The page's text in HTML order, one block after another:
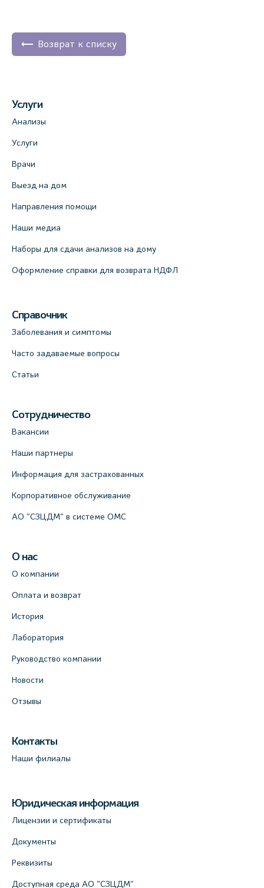
Возврат к списку
Услуги
Анализы
Услуги
Врачи
Выезд на дом
Направления помощи
Наши медиа
Наборы для сдачи анализов на дому
Оформление справки для возврата НДФЛ
Справочник
Заболевания и симптомы
Часто задаваемые вопросы
Статьи
Сотрудничество
Вакансии
Наши партнеры
Информация для застрахованных
Корпоративное обслуживание
АО "СЗЦДМ" в системе ОМС
О нас
О компании
Оплата и возврат
История
Лаборатория
Руководство компании
Новости
Отзывы
Контакты
Наши филиалы
Юридическая информация
Лицензии и сертификаты
Документы
Реквизиты
Доступная среда АО "СЗЦДМ"